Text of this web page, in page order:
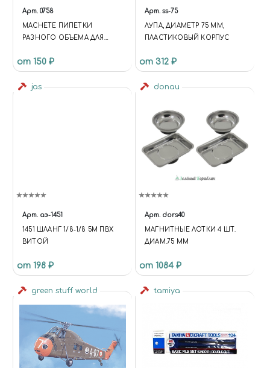
Арт. 0758
MACHETE ПИПЕТКИ
РАЗНОГО ОБЪЕМА ДЛЯ
от 150 ₽
Арт. ss-75
ЛУПА, ДИАМЕТР 75 ММ,
ПЛАСТИКОВЫЙ КОРПУС
от 312 ₽
jas
Арт. аэ-1451
1451 ШЛАНГ 1/8-1/8 5М ПВХ
ВИТОЙ
от 198 ₽
donau
Арт. dors40
МАГНИТНЫЕ ЛОТКИ 4 ШТ.
ДИАМ.75 ММ
от 1084 ₽
green stuff world tamiya